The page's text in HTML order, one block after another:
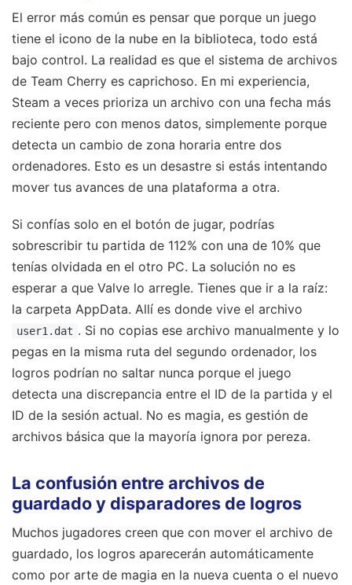
El error más común es pensar que porque un juego
tiene el icono de la nube en la biblioteca, todo está
bajo control. La realidad es que el sistema de archivos
de Team Cherry es caprichoso. En mi experiencia,
Steam a veces prioriza un archivo con una fecha más
reciente pero con menos datos, simplemente porque
detecta un cambio de zona horaria entre dos
ordenadores. Esto es un desastre si estás intentando
mover tus avances de una plataforma a otra.
Si confías solo en el botón de jugar, podrías
sobrescribir tu partida de 112% con una de 10% que
tenías olvidada en el otro PC. La solución no es
esperar a que Valve lo arregle. Tienes que ir a la raíz:
la carpeta AppData. Allí es donde vive el archivo
user1.dat . Si no copias ese archivo manualmente y lo
pegas en la misma ruta del segundo ordenador, los
logros podrían no saltar nunca porque el juego
detecta una discrepancia entre el ID de la partida y el
ID de la sesión actual. No es magia, es gestión de
archivos básica que la mayoría ignora por pereza.
La confusión entre archivos de
guardado y disparadores de logros
Muchos jugadores creen que con mover el archivo de
guardado, los logros aparecerán automáticamente
como por arte de magia en la nueva cuenta o el nuevo